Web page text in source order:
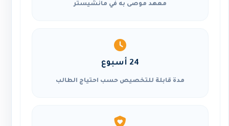
معهد موصى به في مانشيستر
24 أسبوع
مدة قابلة للتخصيص حسب احتياج الطالب